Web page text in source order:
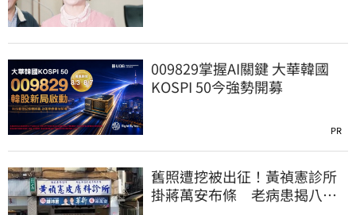
009829掌握AI關鍵 大華韓國
KOSPI 50今強勢開募
PR
舊照遭挖被出征！黃禎憲診所
掛蔣萬安布條 老病患揭八仙